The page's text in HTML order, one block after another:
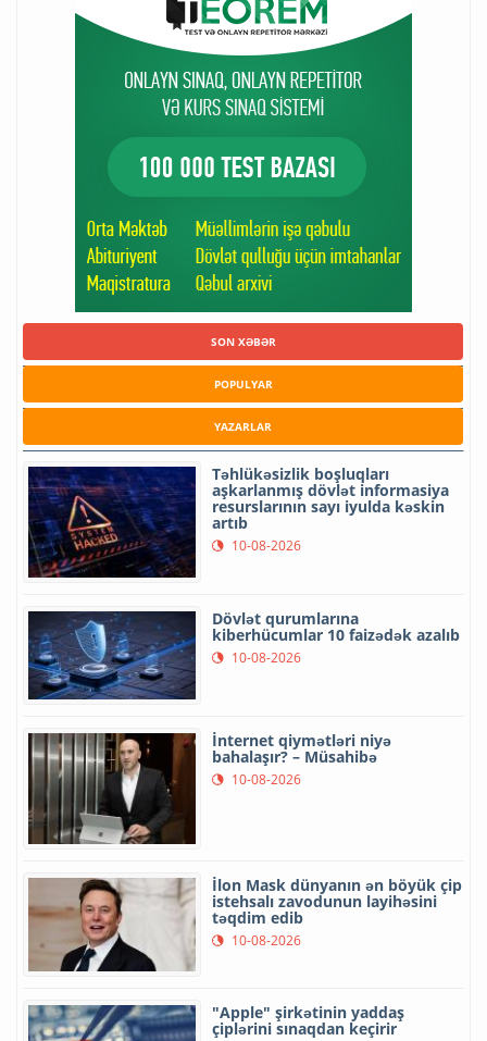
SON XƏBƏR
POPULYAR
YAZARLAR
Təhlükəsizlik boşluqları
aşkarlanmış dövlət informasiya
resurslarının sayı iyulda kəskin
artıb
10-08-2026
Dövlət qurumlarına
kiberhücumlar 10 faizədək azalıb
10-08-2026
İnternet qiymətləri niyə
bahalaşır? – Müsahibə
10-08-2026
İlon Mask dünyanın ən böyük çip
istehsalı zavodunun layihəsini
təqdim edib
10-08-2026
"Apple" şirkətinin yaddaş
çiplərini sınaqdan keçirir